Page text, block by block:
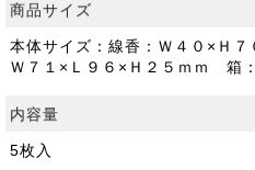
商品サイズ
本体サイズ：線香：Ｗ４０×Ｈ
Ｗ７１×Ｌ９６×Ｈ２５ｍｍ 箱
内容量
5枚入